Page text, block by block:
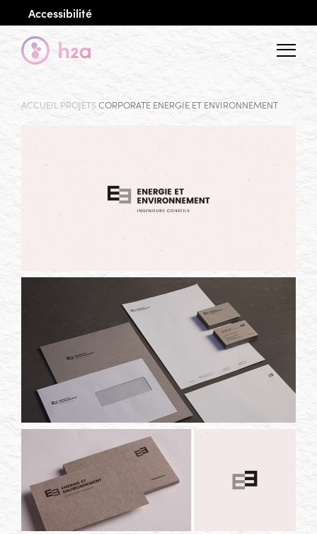
Accessibilité
Menu
ACCUEIL PROJETSCORPORATE ENERGIE ET ENVIRONNEMENT